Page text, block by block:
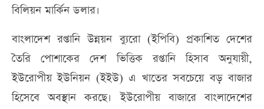
বিলিয়ন মার্কিন ডলার।
বাংলাদেশ রপ্তানি উন্নয়ন ব্যুরো (ইপিবি) প্রকাশিত দেশের
তৈরি পোশাকের দেশ ভিত্তিক রপ্তানি হিসাব অনুযায়ী,
ইউরোপীয় ইউনিয়ন (ইইউ) এ খাতের সবচেয়ে বড় বাজার
হিসেবে অবস্থান করছে। ইউরোপীয় বাজারে বাংলাদেশের